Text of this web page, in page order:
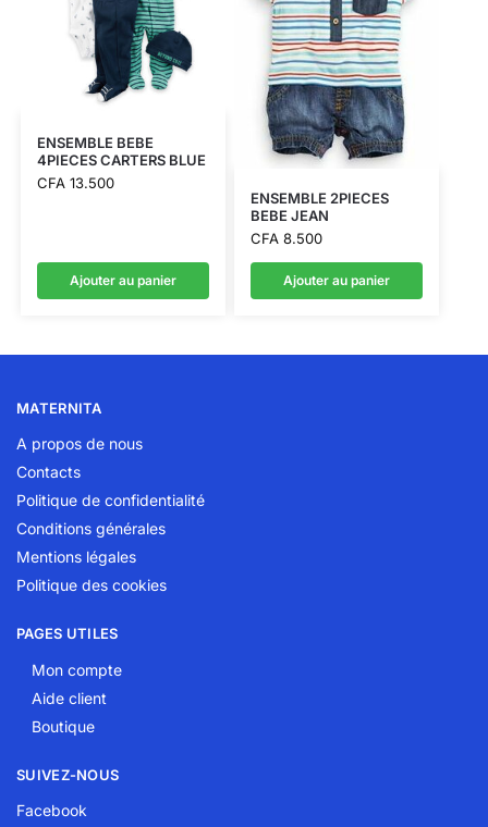
ENSEMBLE BEBE
4PIECES CARTERS BLUE
CFA13.500
Ajouter au panier
ENSEMBLE 2PIECES
BEBE JEAN
CFA8.500
Ajouter au panier
MATERNITA
A propos de nous
Contacts
Politique de confidentialité
Conditions générales
Mentions légales
Politique des cookies
PAGES UTILES
Mon compte
Aide client
Boutique
SUIVEZ-NOUS
Facebook